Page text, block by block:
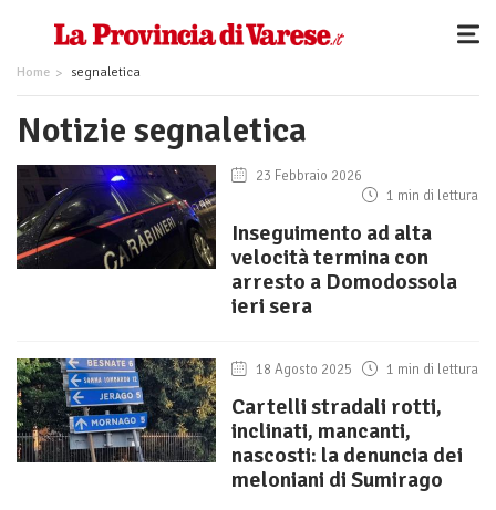
Home segnaletica
Notizie segnaletica
23 Febbraio 2026
1 min di lettura
Inseguimento ad alta
velocità termina con
arresto a Domodossola
ieri sera
18 Agosto 2025 1 min di lettura
Cartelli stradali rotti,
inclinati, mancanti,
nascosti: la denuncia dei
meloniani di Sumirago